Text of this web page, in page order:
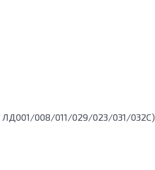
ЛД001/008/011/029/023/031/032С)